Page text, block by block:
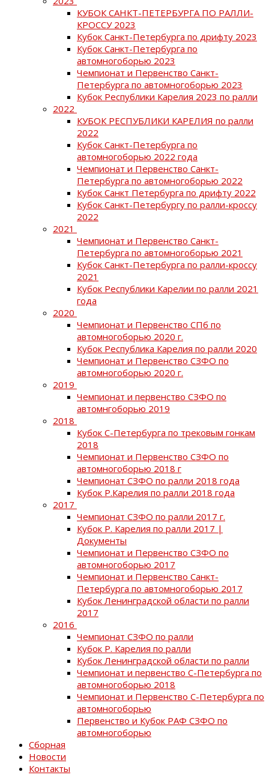
КУБОК САНКТ-ПЕТЕРБУРГА ПО РАЛЛИ-
КРОССУ 2023
Кубок Санкт-Петербурга по дрифту 2023
Кубок Санкт-Петербурга по
автомногоборью 2023
Чемпионат и Первенство Санкт-
Петербурга по автомногоборью 2023
Кубок Республики Карелия 2023 по ралли
2022
КУБОК РЕСПУБЛИКИ КАРЕЛИЯ по ралли
2022
Кубок Санкт-Петербурга по
автомногоборью 2022 года
Чемпионат и Первенство Санкт-
Петербурга по автомногоборью 2022
Кубок Санкт Петербурга по дрифту 2022
Кубок Санкт-Петербургу по ралли-кроссу
2022
2021
Чемпионат и Первенство Санкт-
Петербурга по автомногоборью 2021
Кубок Санкт-Петербурга по ралли-кроссу
2021
Кубок Республики Карелии по ралли 2021
года
2020
Чемпионат и Первенство СПб по
автомногоборью 2020 г.
Кубок Республика Карелия по ралли 2020
Чемпионат и Первенство СЗФО по
автомногоборью 2020 г.
2019
Чемпионат и первенство СЗФО по
автомнгоборью 2019
2018
Кубок С-Петербурга по трековым гонкам
2018
Чемпионат и Первенство СЗФО по
автомногоборью 2018 г
Чемпионат СЗФО по ралли 2018 года
Кубок Р.Карелия по ралли 2018 года
2017
Чемпионат СЗФО по ралли 2017 г.
Кубок Р. Карелия по ралли 2017 |
Документы
Чемпионат и Первенство СЗФО по
автомногоборью 2017
Чемпионат и Первенство Санкт-
Петербурга по автомногоборью 2017
Кубок Ленинградской области по ралли
2017
2016
Чемпионат СЗФО по ралли
Кубок Р. Карелия по ралли
Кубок Ленинградской области по ралли
Чемпионат и первенство С-Петербурга по
автомногоборью 2018
Чемпионат и Первенство С-Петербурга по
автомногоборью
Первенство и Кубок РАФ СЗФО по
автомногоборью
Сборная
Новости
Контакты